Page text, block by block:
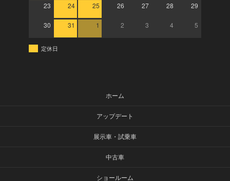
23 24 25 26 27 28 29
30 31 1 2 3 4 5
定休日
ホーム
アップデート
展示車・試乗車
中古車
ショールーム